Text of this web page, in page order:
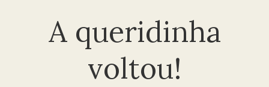
A queridinha
voltou!